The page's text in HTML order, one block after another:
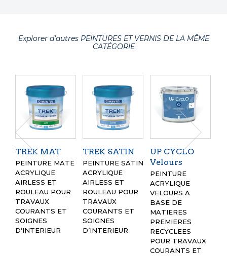
Explorer d’autres PEINTURES ET VERNIS DE LA MÊME
CATÉGORIE
TREK MAT
PEINTURE MATE
ACRYLIQUE
AIRLESS ET
ROULEAU POUR
TRAVAUX
COURANTS ET
SOIGNES
D’INTERIEUR
TREK SATIN
PEINTURE SATIN
ACRYLIQUE
AIRLESS ET
ROULEAU POUR
TRAVAUX
COURANTS ET
SOIGNES
D’INTERIEUR
UP CYCLO
Velours
PEINTURE
ACRYLIQUE
VELOURS A
BASE DE
MATIERES
PREMIERES
RECYCLEES
POUR TRAVAUX
COURANTS ET